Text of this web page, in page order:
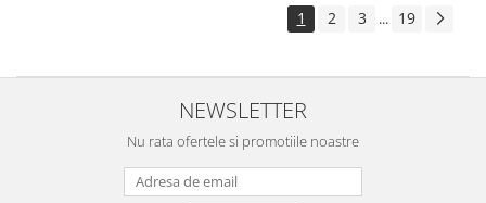
1 2 3 ... 19
NEWSLETTER
Nu rata ofertele si promotiile noastre